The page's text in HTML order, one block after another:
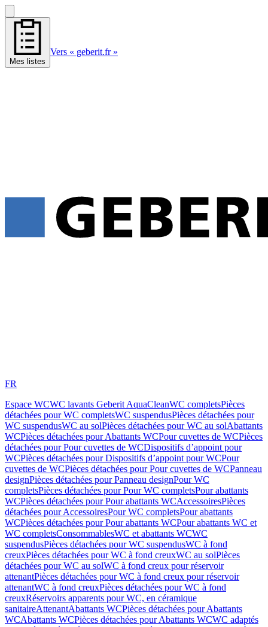
Mes listes
Vers « geberit.fr »
FR
Espace WCWC lavants Geberit AquaCleanWC completsPièces
détachées pour WC completsWC suspendusPièces détachées pour
WC suspendusWC au solPièces détachées pour WC au solAbattants
WCPièces détachées pour Abattants WCPour cuvettes de WCPièces
détachées pour Pour cuvettes de WCDispositifs d’appoint pour
WCPièces détachées pour Dispositifs d’appoint pour WCPour
cuvettes de WCPièces détachées pour Pour cuvettes de WCPanneau
designPièces détachées pour Panneau designPour WC
completsPièces détachées pour Pour WC completsPour abattants
WCPièces détachées pour Pour abattants WCAccessoiresPièces
détachées pour AccessoiresPour WC completsPour abattants
WCPièces détachées pour Pour abattants WCPour abattants WC et
WC completsConsommablesWC et abattants WCWC
suspendusPièces détachées pour WC suspendusWC à fond
creuxPièces détachées pour WC à fond creuxWC au solPièces
détachées pour WC au solWC à fond creux pour réservoir
attenantPièces détachées pour WC à fond creux pour réservoir
attenantWC à fond creuxPièces détachées pour WC à fond
creuxRéservoirs apparents pour WC, en céramique
sanitaireAttenantAbattants WCPièces détachées pour Abattants
WCAbattants WCPièces détachées pour Abattants WCWC adaptés